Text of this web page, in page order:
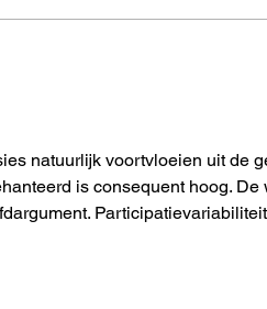
Brons in de badkamer
natuurlijk voortvloeien uit de
is consequent hoog.